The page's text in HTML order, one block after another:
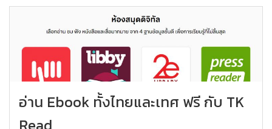
อ่าน Ebook ทั้งไทยและเทศ ฟรี กับ TK